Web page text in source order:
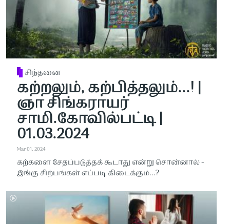
சிந்தனை
கற்றலும், கற்பித்தலும்...! |
ஞா சிங்கராயர்
சாமி.கோவில்பட்டி |
01.03.2024
Mar 01, 2024
கற்களை சேதப்படுத்தக் கூடாது என்று சொன்னால் -
இங்கு சிற்பங்கள் எப்படி கிடைக்கும்...?